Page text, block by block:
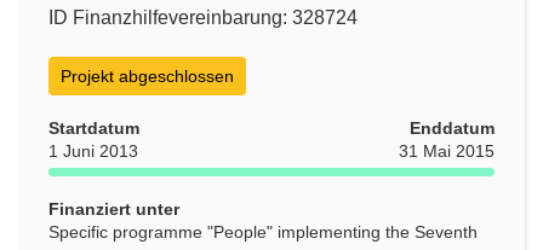
ID Finanzhilfevereinbarung: 328724
Projekt abgeschlossen
Startdatum
1 Juni 2013
Enddatum
31 Mai 2015
Finanziert unter
Specific programme "People" implementing the Seventh